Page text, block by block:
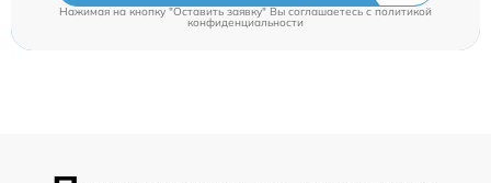
Нажимая на кнопку "Оставить заявку" Вы соглашаетесь cполитикой
конфиденциальности